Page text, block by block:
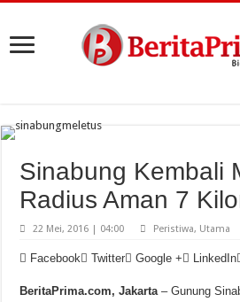
Sinabung Kembali
Radius Aman 7
22 Mei, 2016 | 04:00 Peristiwa, Utama
Facebook Twitter Google + LinkedIn
BeritaPrima.com, Jakarta – Gunung